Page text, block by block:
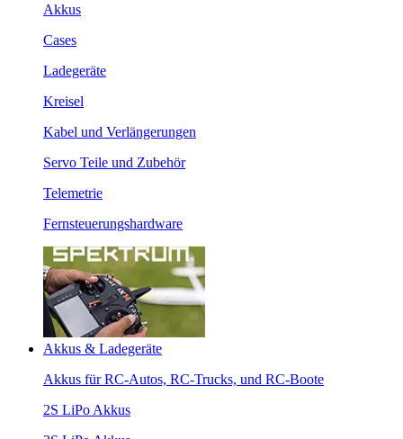
Akkus
Cases
Ladegeräte
Kreisel
Kabel und Verlängerungen
Servo Teile und Zubehör
Telemetrie
Fernsteuerungshardware
Akkus & Ladegeräte
Akkus für RC-Autos, RC-Trucks, und RC-Boote
2S LiPo Akkus